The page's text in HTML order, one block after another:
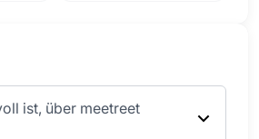
ist, über meetreet